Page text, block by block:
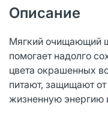
Описание
Мягкий очищающий
помогает надолго
цвета окрашенных
питают, защищают
жизненную энергию